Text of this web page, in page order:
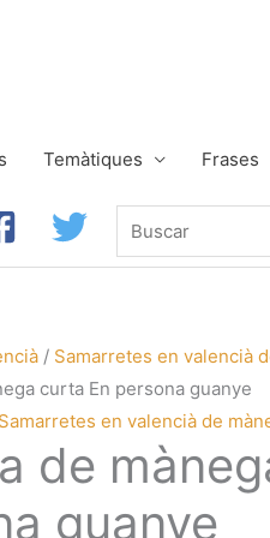
Temàtiques Frases
/ Samarretes en valencià
curta En persona guanye
en valencià de
de
guanye